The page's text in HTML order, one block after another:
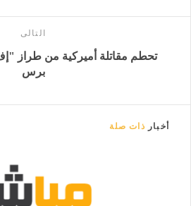
التالى
برس
أخبار ذات صلة